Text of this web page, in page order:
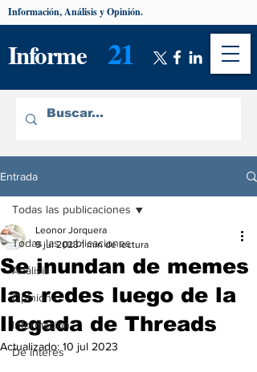
Informe 21
Información, Análisis y Opinión.
Entrada
Todas las publicaciones
Análisis
Opinión
Información
De interés
Todas las publicaciones
Se inundan de memes
las redes luego de la
llegada de Threads
Leonor Jorquera
9 jul 2023 1 min de lectura
Actualizado: 10 jul 2023